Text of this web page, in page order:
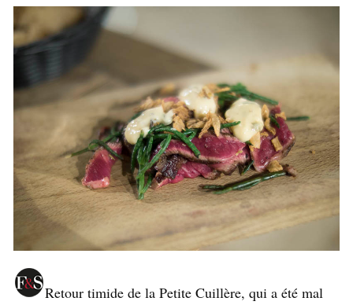
Retour timide de la Petite Cuillère, qui a été mal